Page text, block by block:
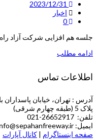
اخبار
جلسه هم افزایی شرکت آزاد
ادامه مطلب
اطلاعات تماس
آدرس : تهران، خیابان
پلاک 5 (طبقه چهارم شرقی)
تلفن: 26652917-021
ایمیل: info@sepahanfreeway.ir
صفحه اینستاگرام | کانال آپارات